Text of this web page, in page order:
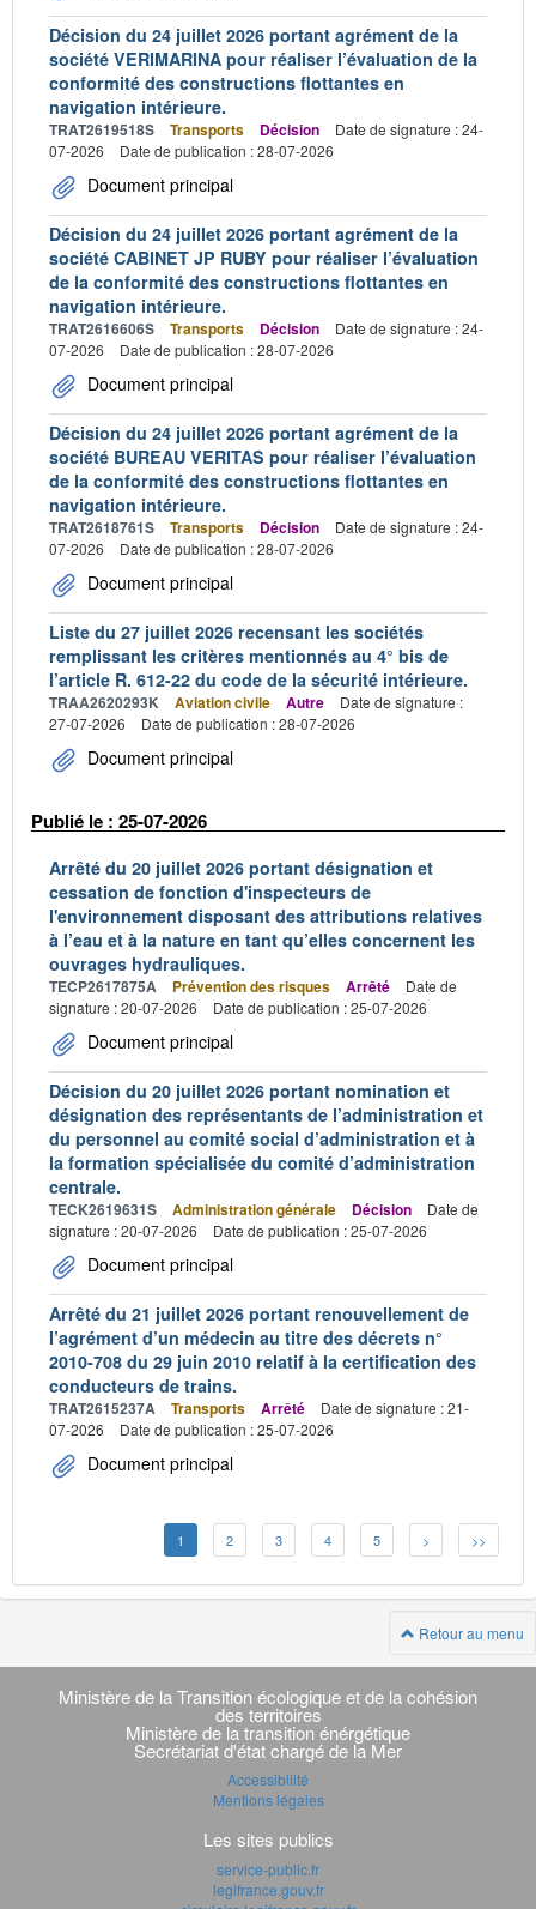
Décision du 24 juillet 2026 portant agrément de la
société VERIMARINA pour réaliser l’évaluation de la
conformité des constructions flottantes en
navigation intérieure.
TRAT2619518S Transports Décision
Date de signature : 24-
07-2026
Date de publication : 28-07-2026
Document principal
Décision du 24 juillet 2026 portant agrément de la
société CABINET JP RUBY pour réaliser l’évaluation
de la conformité des constructions flottantes en
navigation intérieure.
TRAT2616606S Transports Décision
Date de signature : 24-
07-2026
Date de publication : 28-07-2026
Document principal
Décision du 24 juillet 2026 portant agrément de la
société BUREAU VERITAS pour réaliser l’évaluation
de la conformité des constructions flottantes en
navigation intérieure.
TRAT2618761S Transports Décision
Date de signature : 24-
07-2026
Date de publication : 28-07-2026
Document principal
Liste du 27 juillet 2026 recensant les sociétés
remplissant les critères mentionnés au 4° bis de
l’article R. 612-22 du code de la sécurité intérieure.
TRAA2620293K Aviation civile Autre
Date de signature :
27-07-2026
Date de publication : 28-07-2026
Document principal
Publié le : 25-07-2026
Arrêté du 20 juillet 2026 portant désignation et
cessation de fonction d'inspecteurs de
l'environnement disposant des attributions relatives
à l’eau et à la nature en tant qu’elles concernent les
ouvrages hydrauliques.
TECP2617875A Prévention des risques Arrêté
Date de
signature : 20-07-2026
Date de publication : 25-07-2026
Document principal
Décision du 20 juillet 2026 portant nomination et
désignation des représentants de l’administration et
du personnel au comité social d’administration et à
la formation spécialisée du comité d’administration
centrale.
TECK2619631S Administration générale Décision
Date de
signature : 20-07-2026
Date de publication : 25-07-2026
Document principal
Arrêté du 21 juillet 2026 portant renouvellement de
l’agrément d’un médecin au titre des décrets n°
2010-708 du 29 juin 2010 relatif à la certification des
conducteurs de trains.
TRAT2615237A Transports Arrêté
Date de signature : 21-
07-2026
Date de publication : 25-07-2026
Document principal
1 2 3 4 5 > >>
Retour au menu
Navigation
transverse
Ministère de la Transition écologique et de la cohésion
des territoires
Ministère de la transition énérgétique
Secrétariat d'état chargé de la Mer
Accessibilité
Mentions légales
Les sites publics
service-public.fr
legifrance.gouv.fr